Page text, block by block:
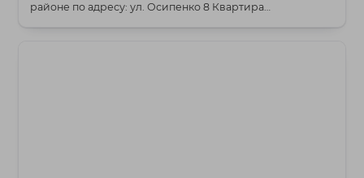
районе по адресу: ул. Осипенко 8 Квартира